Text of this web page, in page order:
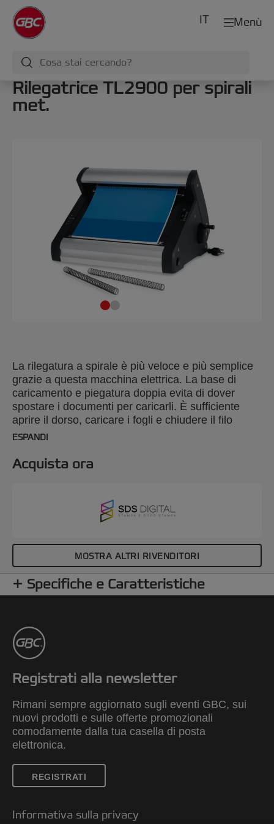
Menù
IT
Rilegatrice TL2900 per spirali
met.
La rilegatura a spirale è più veloce e più semplice
grazie a questa macchina elettrica. La base di
caricamento e piegatura doppia evita di dover
spostare i documenti per caricarli. È sufficiente
aprire il dorso, caricare i fogli e chiudere il filo
premendo un pulsante.
ESPANDI
Acquista ora
MOSTRA ALTRI RIVENDITORI
Specifiche e Caratteristiche
Registrati alla newsletter
Rimani sempre aggiornato sugli eventi GBC, sui
nuovi prodotti e sulle offerte promozionali
comodamente dalla tua casella di posta
elettronica.
REGISTRATI
Informativa sulla privacy